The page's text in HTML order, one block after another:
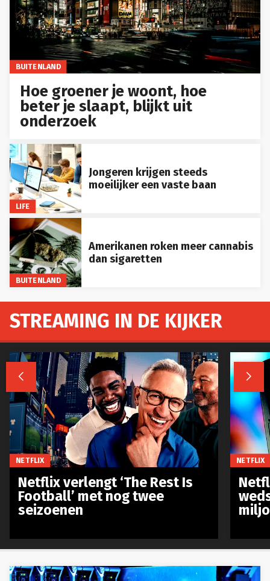
BUITENLAND
Hoe groener je woont, hoe
beter je slaapt, blijkt uit
onderzoek
LIFE
Jongeren krijgen steeds
moeilijker een vaste baan
BUITENLAND
Amerikanen roken meer cannabis
dan sigaretten
STREAMING IN DE KIJKER
 
NETFLIX
Netflix verlengt ‘The Rest Is
Football’ met nog twee
seizoenen
NETFLIX